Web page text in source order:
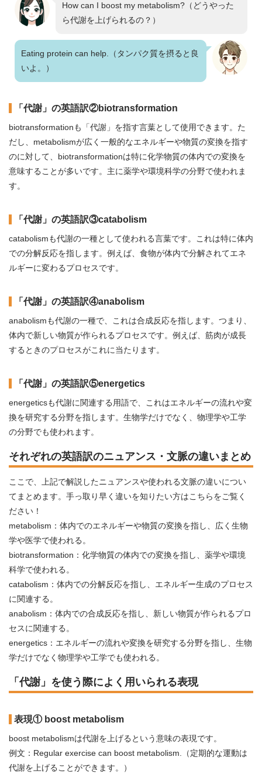
How can I boost my metabolism?（どうやった
ら代謝を上げられるの？）
Eating protein can help.（タンパク質を摂ると良
いよ。）
「代謝」の英語訳②biotransformation
biotransformationも「代謝」を指す言葉として使用できます。た
だし、metabolismが広く一般的なエネルギーや物質の変換を指す
のに対して、biotransformationは特に化学物質の体内での変換を
意味することが多いです。主に薬学や環境科学の分野で使われま
す。
「代謝」の英語訳③catabolism
catabolismも代謝の一種として使われる言葉です。これは特に体内
での分解反応を指します。例えば、食物が体内で分解されてエネ
ルギーに変わるプロセスです。
「代謝」の英語訳④anabolism
anabolismも代謝の一種で、これは合成反応を指します。つまり、
体内で新しい物質が作られるプロセスです。例えば、筋肉が成長
するときのプロセスがこれに当たります。
「代謝」の英語訳⑤energetics
energeticsも代謝に関連する用語で、これはエネルギーの流れや変
換を研究する分野を指します。生物学だけでなく、物理学や工学
の分野でも使われます。
それぞれの英語訳のニュアンス・文脈の違いまとめ
ここで、上記で解説したニュアンスや使われる文脈の違いについ
てまとめます。手っ取り早く違いを知りたい方はこちらをご覧く
ださい！
metabolism：体内でのエネルギーや物質の変換を指し、広く生物
学や医学で使われる。
biotransformation：化学物質の体内での変換を指し、薬学や環境
科学で使われる。
catabolism：体内での分解反応を指し、エネルギー生成のプロセス
に関連する。
anabolism：体内での合成反応を指し、新しい物質が作られるプロ
セスに関連する。
energetics：エネルギーの流れや変換を研究する分野を指し、生物
学だけでなく物理学や工学でも使われる。
「代謝」を使う際によく用いられる表現
表現① boost metabolism
boost metabolismは代謝を上げるという意味の表現です。
例文：Regular exercise can boost metabolism.（定期的な運動は
代謝を上げることができます。）